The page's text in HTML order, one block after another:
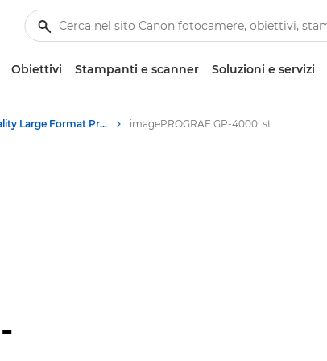
Obiettivi Stampanti e scanner Soluzioni e servizi
High-Quality Large Format Printers for CAD/GIS and Stunning Graphics imagePROGRAF GP-4000: stampa professionale di grande formato